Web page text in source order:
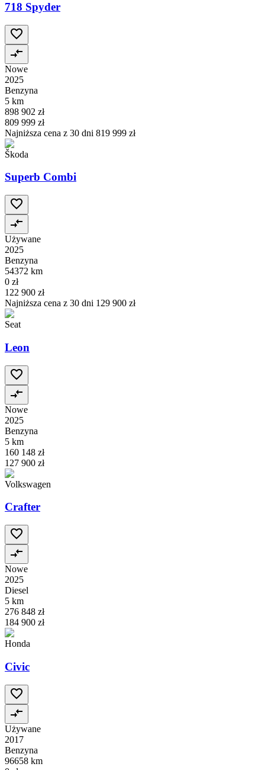
718 Spyder
Nowe
2025
Benzyna
5 km
898 902 zł
809 999 zł
Najniższa cena z 30 dni 819 999 zł
Škoda
Superb Combi
Używane
2025
Benzyna
54372 km
0 zł
122 900 zł
Najniższa cena z 30 dni 129 900 zł
Seat
Leon
Nowe
2025
Benzyna
5 km
160 148 zł
127 900 zł
Volkswagen
Crafter
Nowe
2025
Diesel
5 km
276 848 zł
184 900 zł
Honda
Civic
Używane
2017
Benzyna
96658 km